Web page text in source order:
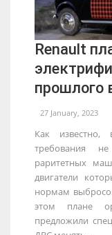
Renault
прошлого
27 January, 2023
Как известно,
требования
раритетных
двигатели
нормам
этом плане
предложили